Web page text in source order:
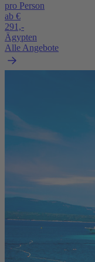
pro Person
ab €
291,-
Ägypten
Alle Angebote